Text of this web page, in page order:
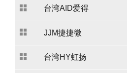
台湾AID爱得
JJM捷捷微
台湾HY虹扬